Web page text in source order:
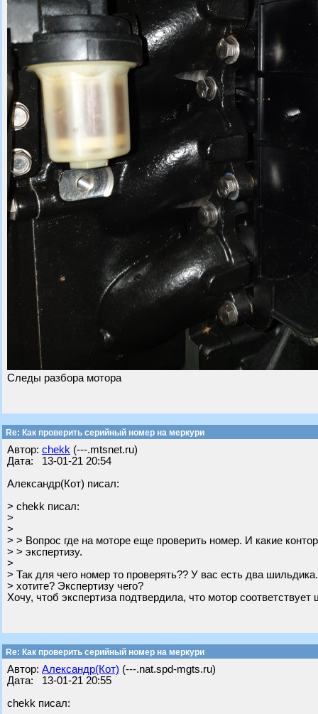
Следы разбора мотора
Re: Как проверить серийный номер на меркури
Автор: chekk (---.mtsnet.ru)
Дата: 13-01-21 20:54
Александр(Кот) писал:
> chekk писал:
>
>
> > Вопрос где на моторе еще проверить номер. И какие
> > экспертизу.
>
> Так для чего номер то проверять?? У вас есть два
> хотите? Экспертизу чего?
Хочу, чтоб экспертиза подтвердила, что мотор
Re: Как проверить серийный номер на меркури
Автор: Александр(Кот) (---.nat.spd-mgts.ru)
Дата: 13-01-21 20:55
chekk писал: